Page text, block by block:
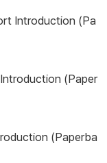
Introduction (Pa
(Paper
(Paperba